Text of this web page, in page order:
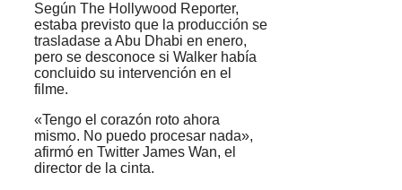
Según The Hollywood Reporter,
estaba previsto que la producción se
trasladase a Abu Dhabi en enero,
pero se desconoce si Walker había
concluido su intervención en el
filme.
«Tengo el corazón roto ahora
mismo. No puedo procesar nada»,
afirmó en Twitter James Wan, el
director de la cinta.